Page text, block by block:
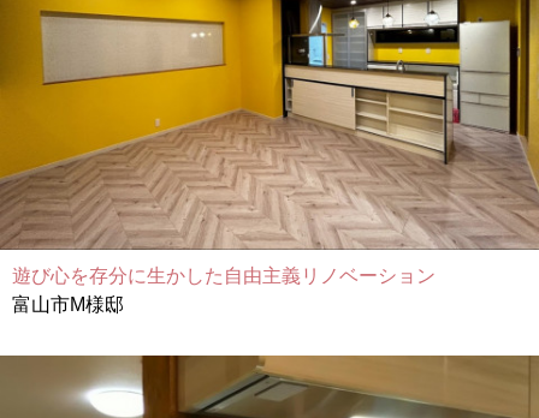
遊び心を存分に生かした自由主義リノベーション
富山市M様邸